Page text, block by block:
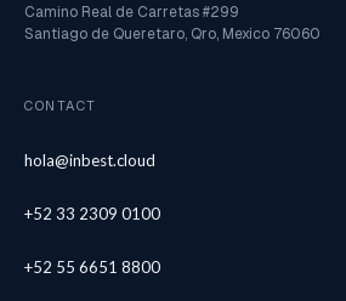
Camino Real de Carretas #299
Santiago de Queretaro, Qro, Mexico 76060
CONTACT
hola@inbest.cloud
+52 33 2309 0100
+52 55 6651 8800